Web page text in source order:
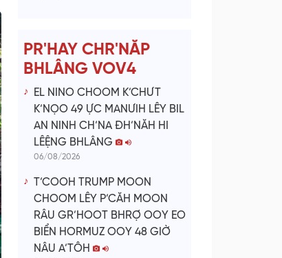
PR'HAY CHR'NĂP
BHLÂNG VOV4
EL NINO CHOOM K’CHƯT
K’NỌO 49 ỰC MANƯIH LÊY BIL
AN NINH CH’NA ĐH’NĂH HI
LÊỆNG BHLÂNG
06/08/2026
T’COOH TRUMP MOON
CHOOM LÊY P’CĂH MOON
RÂU GR’HOOT BHRỢ OOY EO
BIỂN HORMUZ OOY 48 GIỜ
NÂU A’TÔH